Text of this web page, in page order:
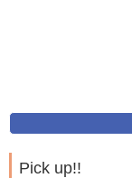
Pick up!!